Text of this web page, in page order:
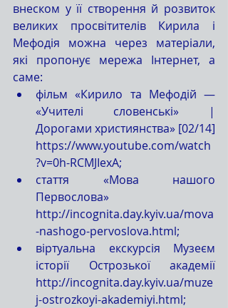
внеском у її створення й розвиток
великих просвітителів Кирила і
Мефодія можна через матеріали,
які пропонує мережа Інтернет, а
саме:
фільм «Кирило та Мефодій —
«Учителі словенські» |
Дорогами християнства» [02/14]
https://www.youtube.com/watch
?v=0h-RCMJIexA;
стаття «Мова нашого
Первослова»
http://incognita.day.kyiv.ua/mova
-nashogo-pervoslova.html;
віртуальна екскурсія Музеєм
історії Острозької академії
http://incognita.day.kyiv.ua/muze
j-ostrozkoyi-akademiyi.html;